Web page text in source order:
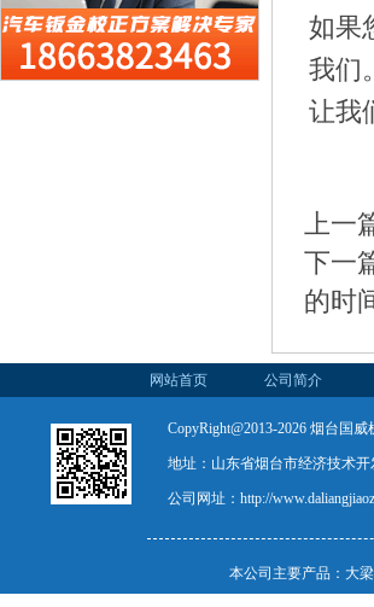
如果
我们
让我
上一
下一
的时
网站首页 公司简介
CopyRight@2013-2026 烟台国
地址：山东省烟台市经济技术开
公司网址： http://
本公司主要产品： 大